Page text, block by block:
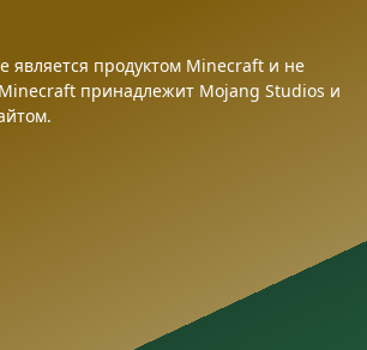
продуктом Minecraft и не
Minecraft принадлежит Mojang Studios и